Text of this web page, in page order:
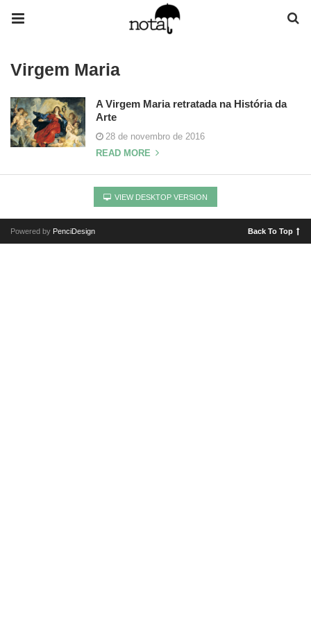
Virgem Maria
A Virgem Maria retratada na História da
Arte
28 de novembro de 2016
READ MORE
VIEW DESKTOP VERSION
Powered by PenciDesign Back To Top